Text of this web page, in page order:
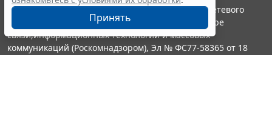
Принять
Портал ГАРАНТ.РУ зарегистрирован в качестве сетевого
издания Федеральной службой по надзору в сфере
связи,информационных технологий и массовых
коммуникаций (Роскомнадзором), Эл № ФС77-58365 от 18